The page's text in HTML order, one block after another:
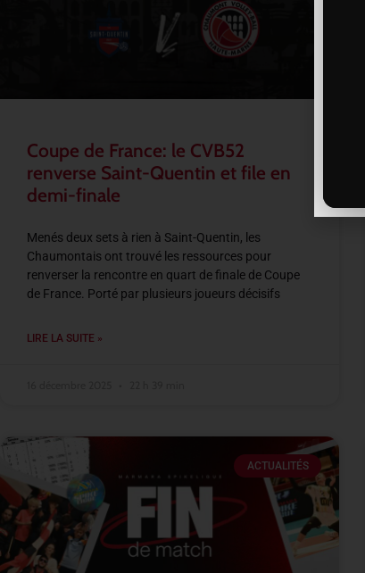
Coupe de France: le CVB52
renverse Saint-Quentin et file en
demi-finale
Menés deux sets à rien à Saint-Quentin, les
Chaumontais ont trouvé les ressources pour
renverser la rencontre en quart de finale de Coupe
de France. Porté par plusieurs joueurs décisifs
LIRE LA SUITE »
ACTUALITÉS